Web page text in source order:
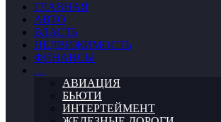
ГЛАВНАЯ
АВТО
ВЛАСТЬ
НЕДВИЖИМОСТЬ
ФИНАНСЫ
…
АВИАЦИЯ
БЬЮТИ
ИНТЕРТЕЙМЕНТ